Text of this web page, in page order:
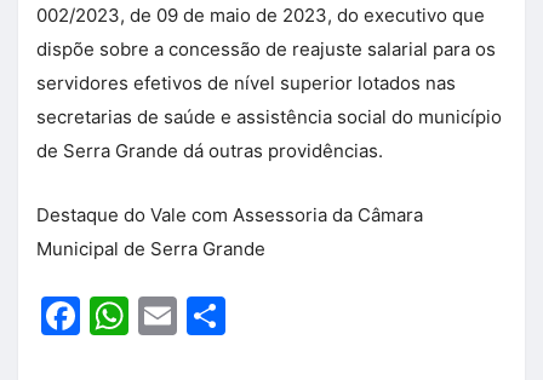
002/2023, de 09 de maio de 2023, do executivo que
dispõe sobre a concessão de reajuste salarial para os
servidores efetivos de nível superior lotados nas
secretarias de saúde e assistência social do município
de Serra Grande dá outras providências.
Destaque do Vale com Assessoria da Câmara
Municipal de Serra Grande
Facebook
WhatsApp
Email